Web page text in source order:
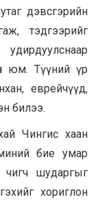
дэвсгэрийн
тэдгээрийг
юм. Түүний үр
еврейчүүд,
билээ.
Чингис хаан
бие умар
чигч шударгыг
хориглон